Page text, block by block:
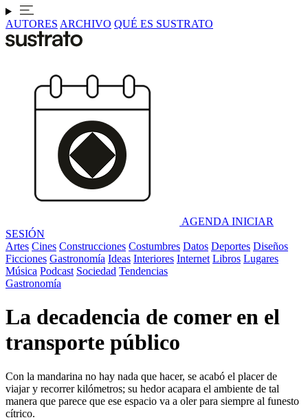
AUTORES ARCHIVO QUÉ ES SUSTRATO
AGENDA INICIAR
SESIÓN
Artes Cines Construcciones Costumbres Datos Deportes Diseños
Ficciones Gastronomía Ideas Interiores Internet Libros Lugares
Música Podcast Sociedad Tendencias
Gastronomía
La decadencia de comer en el
transporte público
Con la mandarina no hay nada que hacer, se acabó el placer de
viajar y recorrer kilómetros; su hedor acapara el ambiente de tal
manera que parece que ese espacio va a oler para siempre al funesto
cítrico.‍